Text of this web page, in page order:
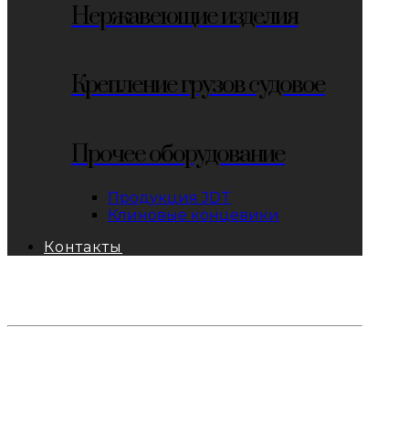
Нержавеющие изделия
Крепление грузов судовое
Прочее оборудование
Продукция JDT
Клиновые концевики
Контакты